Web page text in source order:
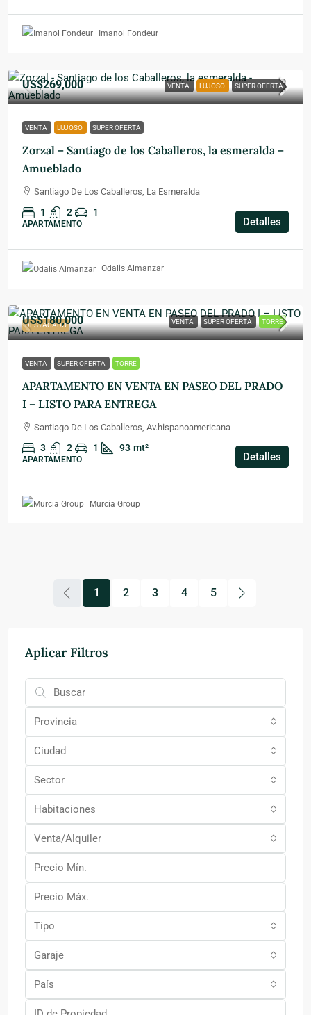
Imanol Fondeur
VENTA LUJOSO SUPER OFERTA
US$269,000
VENTA LUJOSO SUPER OFERTA
Zorzal – Santiago de los Caballeros, la esmeralda –
Amueblado
Santiago De Los Caballeros, La Esmeralda
1 2 1
APARTAMENTO Detalles
Odalis Almanzar
DESTACADO VENTA SUPER OFERTA TORRE
US$180,000
VENTA SUPER OFERTA TORRE
APARTAMENTO EN VENTA EN PASEO DEL PRADO
I – LISTO PARA ENTREGA
Santiago De Los Caballeros, Av.hispanoamericana
3 2 1 93 mt²
APARTAMENTO Detalles
Murcia Group
1 2 3 4 5
Aplicar Filtros
Provincia
Ciudad
Sector
Habitaciones
Venta/Alquiler
Tipo
Garaje
País